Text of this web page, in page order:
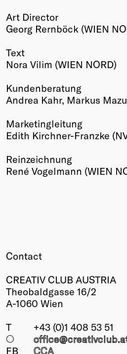
Art Director
Georg Rernböck (WIEN
Text
Nora Vilim (WIEN NORD)
Kundenberatung
Andrea Kahr, Markus
Marketingleitung
Edith Kirchner-Franzke
Reinzeichnung
René Vogelmann (WIEN
Contact
CREATIV CLUB AUSTRIA
Theobaldgasse 16/2
A-1060 Wien
T
+43 (0)1 408 53 51
○
office@creativclub
FB
CCA